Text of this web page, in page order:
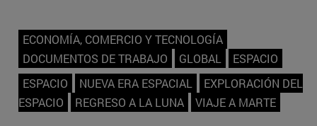
ECONOMÍA, COMERCIO Y TECNOLOGÍA
DOCUMENTOS DE TRABAJO
GLOBAL
ESPACIO
ESPACIO
NUEVA ERA ESPACIAL
EXPLORACIÓN DEL
ESPACIO
REGRESO A LA LUNA VIAJE A MARTE